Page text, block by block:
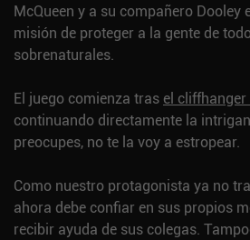
McQueen y a su compañero Dooley
misión de proteger a la gente de
sobrenaturales.
El juego comienza tras el
continuando directamente la
preocupes, no te la voy a estropear.
Como nuestro protagonista ya no
ahora debe confiar en sus propios
recibir ayuda de sus colegas.